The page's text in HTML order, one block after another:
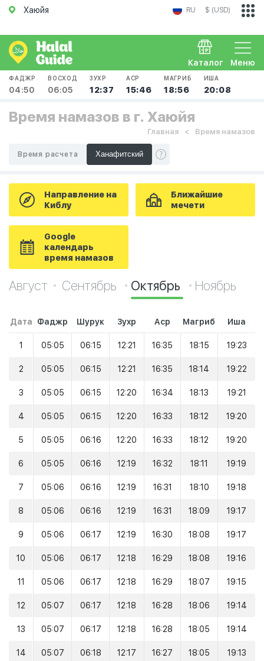
Хаюйя RU $ (USD)
Меню
Каталог
ФАДЖР
04:50
ВОСХОД
06:05
ЗУХР
12:37
АСР
15:46
МАГРИБ
18:56
ИША
20:08
Время намазов в г. Хаюйя
Главная Время намазов
Время расчета
Направление на
Киблу
Ближайшие
мечети
Google
календарь
время намазов
Август Сентябрь Октябрь Ноябрь
Дата Фаджр Шурук Зухр Аср Магриб Иша
1 05:05 06:15 12:21 16:35 18:15 19:23
2 05:05 06:15 12:21 16:35 18:14 19:22
3 05:05 06:15 12:20 16:34 18:13 19:21
4 05:05 06:15 12:20 16:33 18:12 19:20
5 05:05 06:16 12:20 16:33 18:12 19:20
6 05:05 06:16 12:19 16:32 18:11 19:19
7 05:06 06:16 12:19 16:31 18:10 19:18
8 05:06 06:16 12:19 16:31 18:09 19:17
9 05:06 06:17 12:19 16:30 18:08 19:17
10 05:06 06:17 12:18 16:29 18:08 19:16
11 05:06 06:17 12:18 16:29 18:07 19:15
12 05:07 06:17 12:18 16:28 18:06 19:14
13 05:07 06:17 12:18 16:28 18:05 19:14
14 05:07 06:18 12:17 16:27 18:05 19:13